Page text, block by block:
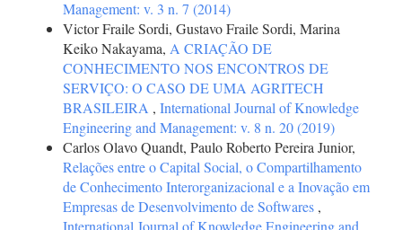
Management: v. 3 n. 7 (2014)
Victor Fraile Sordi, Gustavo Fraile Sordi, Marina
Keiko Nakayama, A CRIAÇÃO DE
CONHECIMENTO NOS ENCONTROS DE
SERVIÇO: O CASO DE UMA AGRITECH
BRASILEIRA , International Journal of Knowledge
Engineering and Management: v. 8 n. 20 (2019)
Carlos Olavo Quandt, Paulo Roberto Pereira Junior,
Relações entre o Capital Social, o Compartilhamento
de Conhecimento Interorganizacional e a Inovação em
Empresas de Desenvolvimento de Softwares ,
International Journal of Knowledge Engineering and